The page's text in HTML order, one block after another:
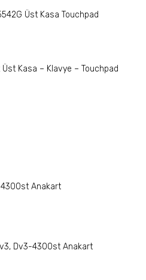
Üst Kasa Touchpad
Üst Kasa – Klavye – Touchpad
Anakart
Dv3-4300st Anakart